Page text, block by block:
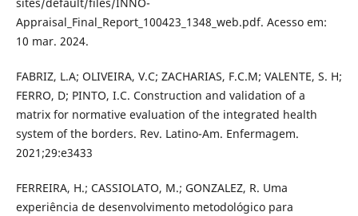
sites/default/files/INNO-
Appraisal_Final_Report_100423_1348_web.pdf. Acesso em:
10 mar. 2024.
FABRIZ, L.A; OLIVEIRA, V.C; ZACHARIAS, F.C.M; VALENTE, S. H;
FERRO, D; PINTO, I.C. Construction and validation of a
matrix for normative evaluation of the integrated health
system of the borders. Rev. Latino-Am. Enfermagem.
2021;29:e3433
FERREIRA, H.; CASSIOLATO, M.; GONZALEZ, R. Uma
experiência de desenvolvimento metodológico para